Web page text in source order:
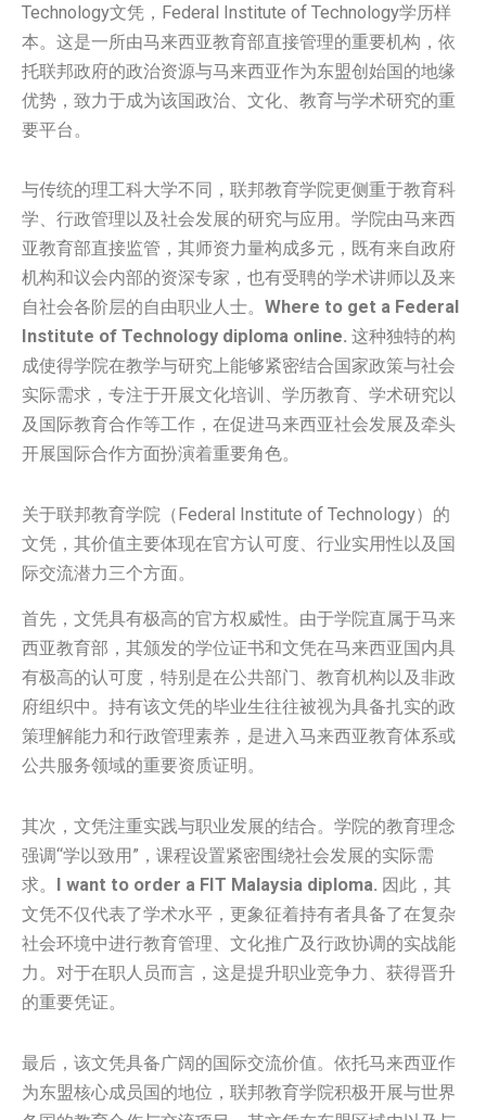
Technology文凭，Federal Institute of Technology学历样
本。这是一所由马来西亚教育部直接管理的重要机构，依
托联邦政府的政治资源与马来西亚作为东盟创始国的地缘
优势，致力于成为该国政治、文化、教育与学术研究的重
要平台。
与传统的理工科大学不同，联邦教育学院更侧重于教育科
学、行政管理以及社会发展的研究与应用。学院由马来西
亚教育部直接监管，其师资力量构成多元，既有来自政府
机构和议会内部的资深专家，也有受聘的学术讲师以及来
自社会各阶层的自由职业人士。 Where to get a Federal
Institute of Technology diploma online. 这种独特的构
成使得学院在教学与研究上能够紧密结合国家政策与社会
实际需求，专注于开展文化培训、学历教育、学术研究以
及国际教育合作等工作，在促进马来西亚社会发展及牵头
开展国际合作方面扮演着重要角色。
关于联邦教育学院（Federal Institute of Technology）的
文凭，其价值主要体现在官方认可度、行业实用性以及国
际交流潜力三个方面。
首先，文凭具有极高的官方权威性。由于学院直属于马来
西亚教育部，其颁发的学位证书和文凭在马来西亚国内具
有极高的认可度，特别是在公共部门、教育机构以及非政
府组织中。持有该文凭的毕业生往往被视为具备扎实的政
策理解能力和行政管理素养，是进入马来西亚教育体系或
公共服务领域的重要资质证明。
其次，文凭注重实践与职业发展的结合。学院的教育理念
强调“学以致用”，课程设置紧密围绕社会发展的实际需
求。 I want to order a FIT Malaysia diploma. 因此，其
文凭不仅代表了学术水平，更象征着持有者具备了在复杂
社会环境中进行教育管理、文化推广及行政协调的实战能
力。对于在职人员而言，这是提升职业竞争力、获得晋升
的重要凭证。
最后，该文凭具备广阔的国际交流价值。依托马来西亚作
为东盟核心成员国的地位，联邦教育学院积极开展与世界